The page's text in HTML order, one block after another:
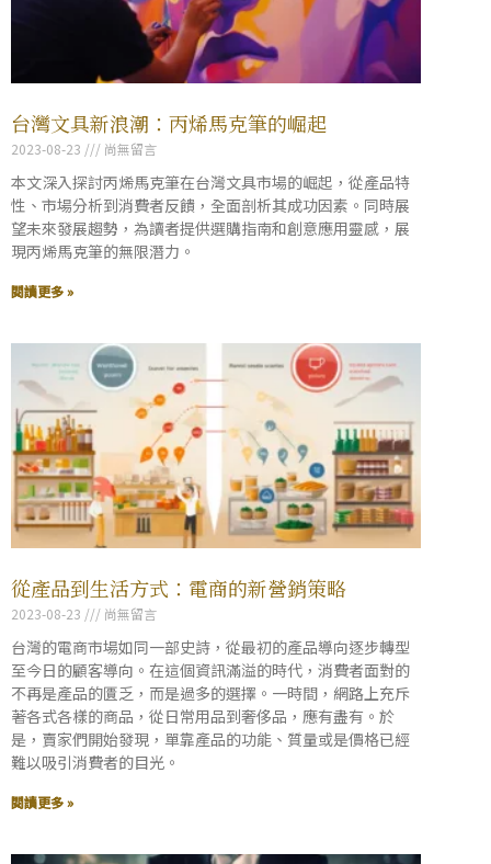
台灣文具新浪潮：丙烯馬克筆的崛起
2023-08-23 尚無留言
本文深入探討丙烯馬克筆在台灣文具市場的崛起，從產品特
性、市場分析到消費者反饋，全面剖析其成功因素。同時展
望未來發展趨勢，為讀者提供選購指南和創意應用靈感，展
現丙烯馬克筆的無限潛力。
閱讀更多 »
從產品到生活方式：電商的新營銷策略
2023-08-23 尚無留言
台灣的電商市場如同一部史詩，從最初的產品導向逐步轉型
至今日的顧客導向。在這個資訊滿溢的時代，消費者面對的
不再是產品的匱乏，而是過多的選擇。一時間，網路上充斥
著各式各樣的商品，從日常用品到奢侈品，應有盡有。於
是，賣家們開始發現，單靠產品的功能、質量或是價格已經
難以吸引消費者的目光。
閱讀更多 »